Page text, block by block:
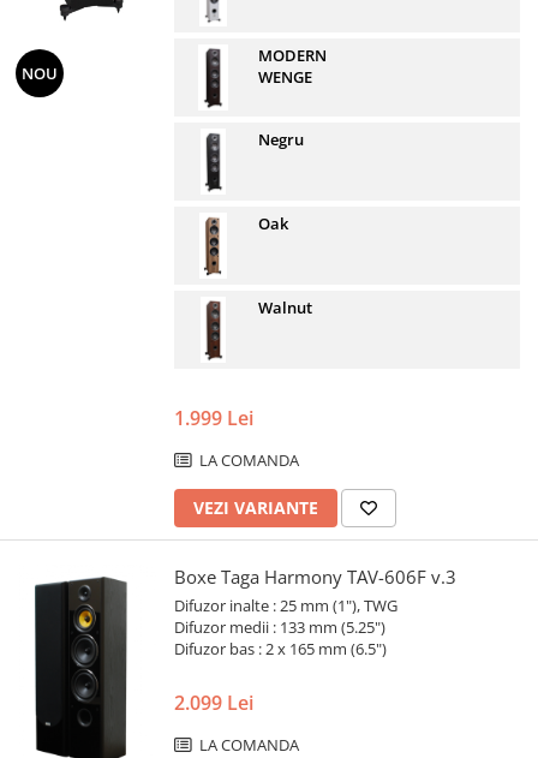
NOU
MODERN
WENGE
Negru
Oak
Walnut
1.999 Lei
LA COMANDA
VEZI VARIANTE
Boxe Taga Harmony TAV-606F v.3
Difuzor inalte : 25 mm (1"), TWG
Difuzor medii : 133 mm (5.25")
Difuzor bas : 2 x 165 mm (6.5")
2.099 Lei
LA COMANDA